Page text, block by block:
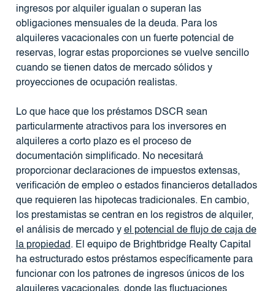
ingresos por alquiler igualan o superan las
obligaciones mensuales de la deuda. Para los
alquileres vacacionales con un fuerte potencial de
reservas, lograr estas proporciones se vuelve sencillo
cuando se tienen datos de mercado sólidos y
proyecciones de ocupación realistas.
Lo que hace que los préstamos DSCR sean
particularmente atractivos para los inversores en
alquileres a corto plazo es el proceso de
documentación simplificado. No necesitará
proporcionar declaraciones de impuestos extensas,
verificación de empleo o estados financieros detallados
que requieren las hipotecas tradicionales. En cambio,
los prestamistas se centran en los registros de alquiler,
el análisis de mercado y el potencial de flujo de caja de
la propiedad. El equipo de Brightbridge Realty Capital
ha estructurado estos préstamos específicamente para
funcionar con los patrones de ingresos únicos de los